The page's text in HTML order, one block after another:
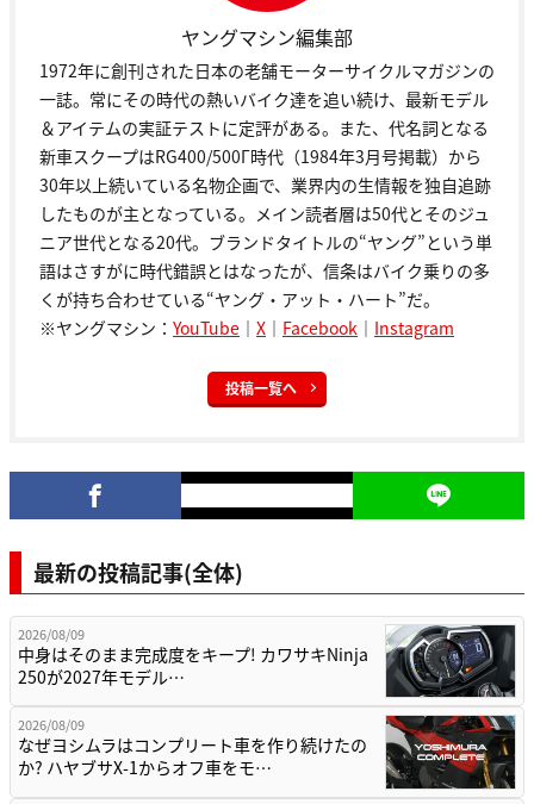
ヤングマシン編集部
1972年に創刊された日本の老舗モーターサイクルマガジンの
一誌。常にその時代の熱いバイク達を追い続け、最新モデル
＆アイテムの実証テストに定評がある。また、代名詞となる
新車スクープはRG400/500Γ時代（1984年3月号掲載）から
30年以上続いている名物企画で、業界内の生情報を独自追跡
したものが主となっている。メイン読者層は50代とそのジュ
ニア世代となる20代。ブランドタイトルの“ヤング”という単
語はさすがに時代錯誤とはなったが、信条はバイク乗りの多
くが持ち合わせている“ヤング・アット・ハート”だ。
※ヤングマシン： YouTube ｜ X ｜ Facebook ｜ Instagram
投稿一覧へ
最新の投稿記事(全体)
2026/08/09
中身はそのまま完成度をキープ! カワサキNinja
250が2027年モデル…
2026/08/09
なぜヨシムラはコンプリート車を作り続けたの
か? ハヤブサX-1からオフ車をモ…